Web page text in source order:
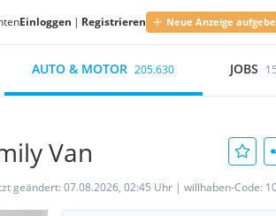
Einloggen | Registrieren Neue Anzeige
AUTO & MOTOR 205.630 JOBS
Van
geändert: 07.08.2026, 02:45 Uhr | willhaben-Code: